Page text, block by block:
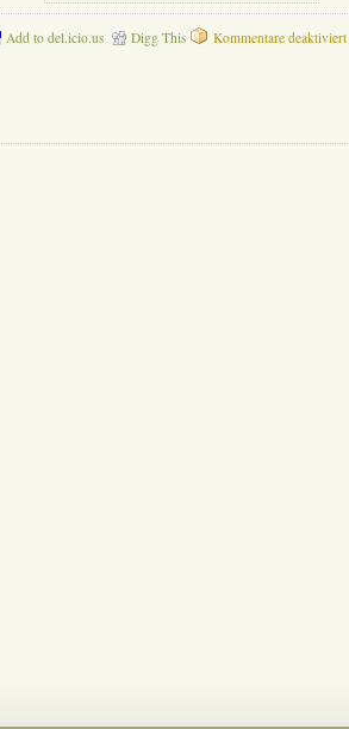
Add to del.icio.us Digg This Kommentare deaktiviert